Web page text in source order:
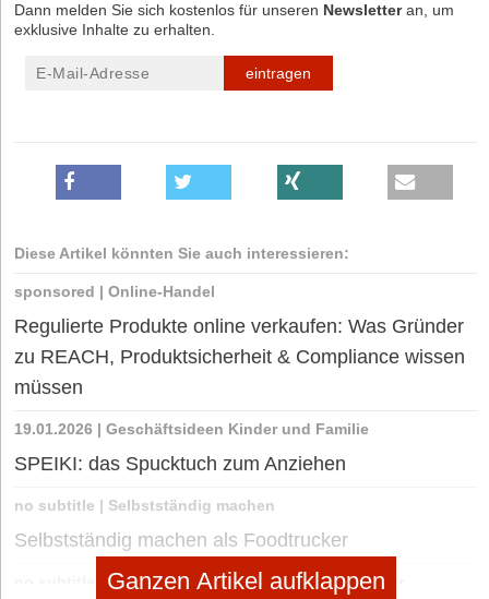
Dann melden Sie sich kostenlos für unseren Newsletteran, um
exklusive Inhalte zu erhalten.
eintragen
Diese Artikel könnten Sie auch interessieren:
sponsored | Online-Handel
Regulierte Produkte online verkaufen: Was Gründer
zu REACH, Produktsicherheit & Compliance wissen
müssen
19.01.2026 | Geschäftsideen Kinder und Familie
SPEIKI: das Spucktuch zum Anziehen
no subtitle | Selbstständig machen
Selbstständig machen als Foodtrucker
Geschäftsideen Mobilität, Auto, Verkehr
Ganzen Artikel aufklappen